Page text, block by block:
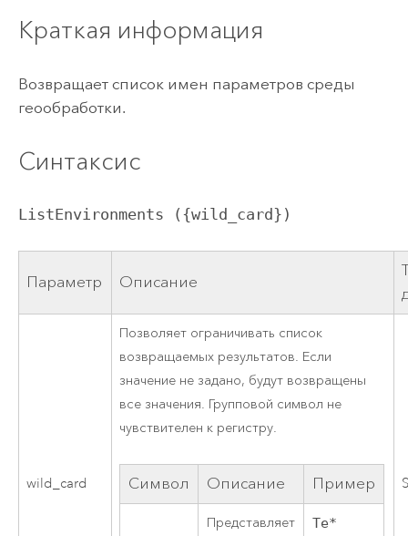
Краткая информация
Возвращает список имен параметров среды
геообработки.
Синтаксис
ListEnvironments ({wild_card})
Параметр Описание
wild_card
Позволяет ограничивать список
возвращаемых результатов. Если
значение не задано, будут возвращены
все значения. Групповой символ не
чувствителен к регистру.
Символ Описание Пример
Представляет
Te*